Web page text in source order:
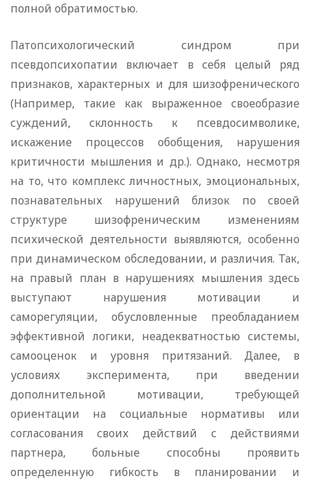
полной обратимостью.
Патопсихологический синдром при
псевдопсихопатии включает в себя целый ряд
признаков, характерных и для шизофренического
(Например, такие как выраженное своеобразие
суждений, склонность к псевдосимволике,
искажение процессов обобщения, нарушения
критичности мышления и др.). Однако, несмотря
на то, что комплекс личностных, эмоциональных,
познавательных нарушений близок по своей
структуре шизофреническим изменениям
психической деятельности выявляются, особенно
при динамическом обследовании, и различия. Так,
на правый план в нарушениях мышления здесь
выступают нарушения мотивации и
саморегуляции, обусловленные преобладанием
эффективной логики, неадекватностью системы,
самооценок и уровня притязаний. Далее, в
условиях эксперимента, при введении
дополнительной мотивации, требующей
ориентации на социальные нормативы или
согласования своих действий с действиями
партнера, больные способны проявить
определенную гибкость в планировании и